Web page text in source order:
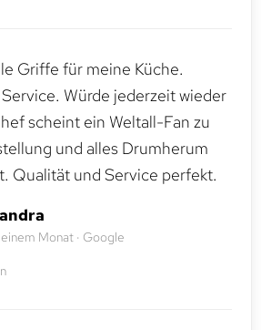
Griffe für meine Küche.
Würde jederzeit wieder
scheint ein Weltall-Fan zu
und alles Drumherum
Qualität und Service perfekt.
Monat · Google